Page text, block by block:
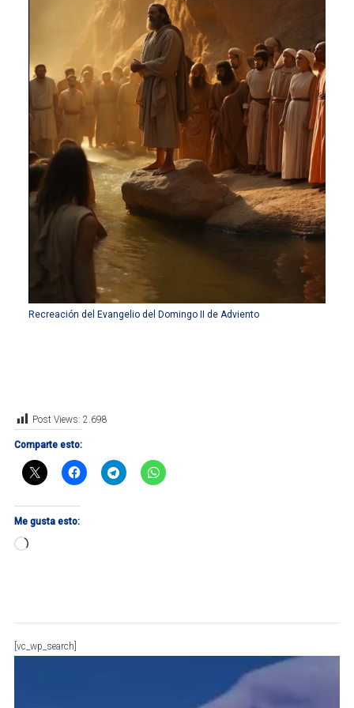
Recreación del Evangelio del Domingo II de Adviento
Post Views: 2.698
Comparte esto:
Me gusta esto:
Cargando...
[vc_wp_search]